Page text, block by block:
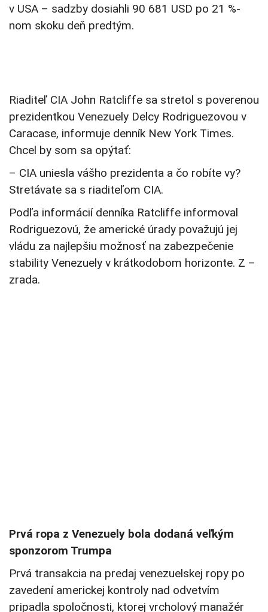
v USA – sadzby dosiahli 90 681 USD po 21 %-
nom skoku deň predtým.
Riaditeľ CIA John Ratcliffe sa stretol s poverenou
prezidentkou Venezuely Delcy Rodriguezovou v
Caracase, informuje denník New York Times.
Chcel by som sa opýtať:
– CIA uniesla vášho prezidenta a čo robíte vy?
Stretávate sa s riaditeľom CIA.
Podľa informácií denníka Ratcliffe informoval
Rodriguezovú, že americké úrady považujú jej
vládu za najlepšiu možnosť na zabezpečenie
stability Venezuely v krátkodobom horizonte. Z –
zrada.
Prvá ropa z Venezuely bola dodaná veľkým
sponzorom Trumpa
Prvá transakcia na predaj venezuelskej ropy po
zavedení americkej kontroly nad odvetvím
pripadla spoločnosti, ktorej vrcholový manažér